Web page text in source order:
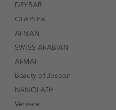
DRYBAR
OLAPLEX
AFNAN
SWISS ARABIAN
ARMAF
Beauty of Joseon
NANOLASH
Versace